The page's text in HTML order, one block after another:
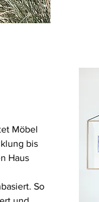
Möbel
bis
Haus
So